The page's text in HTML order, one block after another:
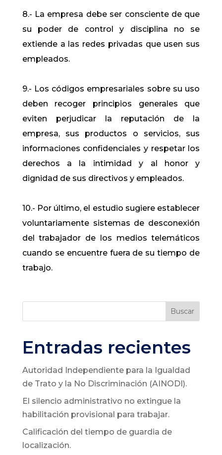
8.- La empresa debe ser consciente de que
su poder de control y disciplina no se
extiende a las redes privadas que usen sus
empleados.
9.- Los códigos empresariales sobre su uso
deben recoger principios generales que
eviten perjudicar la reputación de la
empresa, sus productos o servicios, sus
informaciones confidenciales y respetar los
derechos a la intimidad y al honor y
dignidad de sus directivos y empleados.
10.- Por último, el estudio sugiere establecer
voluntariamente sistemas de desconexión
del trabajador de los medios telemáticos
cuando se encuentre fuera de su tiempo de
trabajo.
Buscar
Entradas recientes
Autoridad Independiente para la Igualdad
de Trato y la No Discriminación (AINODI).
El silencio administrativo no extingue la
habilitación provisional para trabajar.
Calificación del tiempo de guardia de
localización.